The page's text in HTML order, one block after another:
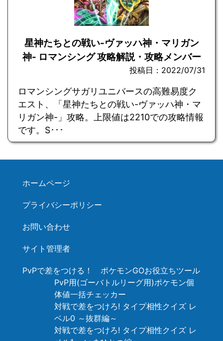
星神たちとの戦い-ヴァッハ神・マリガン
神- ロマンシング 攻略解説・攻略メンバー
投稿日：2022/07/31
ロマンシングサガリユニバースの高難易度ク
エスト、「星神たちとの戦い-ヴァッハ神・マ
リガン神-」攻略。上限値は2210での攻略情報
です。S･･･
ホームページ
プライバシーポリシー
お問い合わせ
サイト管理者
PvPで差をつける！ ポケモンGOお役立ちツール
PvP用(ゴーバトルリーグ用)ポケモン個
体値一括チェッカー
対戦で差をつけろ! タイプ相性クイズ レ
ベル0 ～抜群編～
対戦で差をつけろ! タイプ相性クイズ レ